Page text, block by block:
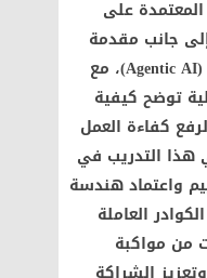
المعتمدة على
جانب مقدمة
حول وكلاء الذكاء الاصطناعي (Agentic AI)، مع
توضح كيفية
كفاءة العمل
هذا التدريب في
واعتماد هندسة
العاملة
من مواكبة